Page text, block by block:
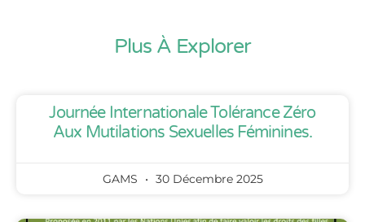
Plus À Explorer
Journée Internationale Tolérance Zéro
Aux Mutilations Sexuelles Féminines.
GAMS 30 Décembre 2025